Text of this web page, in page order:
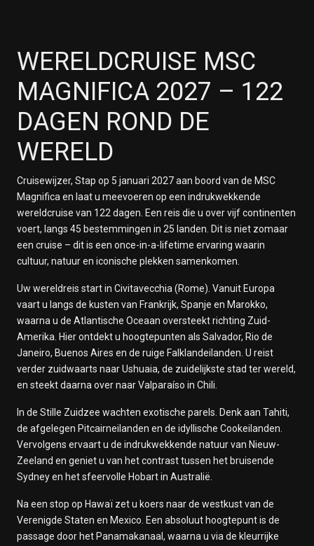
WERELDCRUISE MSC
MAGNIFICA 2027 – 122
DAGEN ROND DE
WERELD
Cruisewijzer, Stap op 5 januari 2027 aan boord van de MSC
Magnifica en laat u meevoeren op een indrukwekkende
wereldcruise van 122 dagen. Een reis die u over vijf continenten
voert, langs 45 bestemmingen in 25 landen. Dit is niet zomaar
een cruise – dit is een once-in-a-lifetime ervaring waarin
cultuur, natuur en iconische plekken samenkomen.
Uw wereldreis start in Civitavecchia (Rome). Vanuit Europa
vaart u langs de kusten van Frankrijk, Spanje en Marokko,
waarna u de Atlantische Oceaan oversteekt richting Zuid-
Amerika. Hier ontdekt u hoogtepunten als Salvador, Rio de
Janeiro, Buenos Aires en de ruige Falklandeilanden. U reist
verder zuidwaarts naar Ushuaia, de zuidelijkste stad ter wereld,
en steekt daarna over naar Valparaíso in Chili.
In de Stille Zuidzee wachten exotische parels. Denk aan Tahiti,
de afgelegen Pitcairneilanden en de idyllische Cookeilanden.
Vervolgens ervaart u de indrukwekkende natuur van Nieuw-
Zeeland en geniet u van het contrast tussen het bruisende
Sydney en het sfeervolle Hobart in Australië.
Na een stop op Hawaï zet u koers naar de westkust van de
Verenigde Staten en Mexico. Een absoluut hoogtepunt is de
passage door het Panamakanaal, waarna u via de kleurrijke